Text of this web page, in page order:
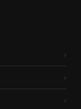
›
›
›